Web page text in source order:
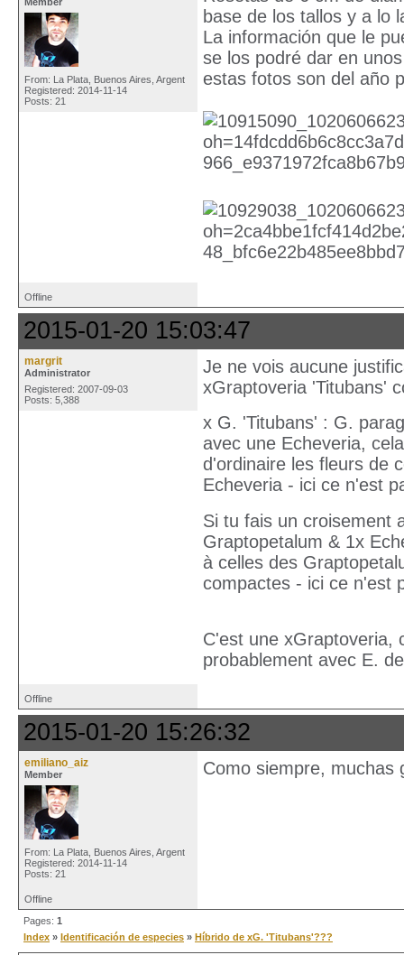
From: La Plata, Buenos Aires, Argent
Registered: 2014-11-14
Posts: 21
base de los tallos y a lo
La información que le
se los podré dar en
estas fotos son del año
Offline
2015-01-20 15:03:47
margrit
Administrator
Registered: 2007-09-03
Posts: 5,388
Je ne vois aucune
xGraptoveria 'Titubans'
x G. 'Titubans' : G.
avec une Echeveria,
d'ordinaire les fleurs de
Echeveria - ici ce n'est
Si tu fais un croisement
Graptopetalum & 1x
à celles des
compactes - ici ce n'est
C'est une xGraptoveria,
probablement avec E.
Offline
2015-01-20 15:26:32
emiliano_aiz
Member
From: La Plata, Buenos Aires, Argent
Registered: 2014-11-14
Posts: 21
Como siempre, muchas
Offline
Pages: 1
Index » Identificación de especies » Híbrido de xG. 'Titubans'???